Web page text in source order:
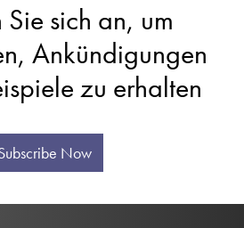
sich an, um
Ankündigungen
zu erhalten
Now